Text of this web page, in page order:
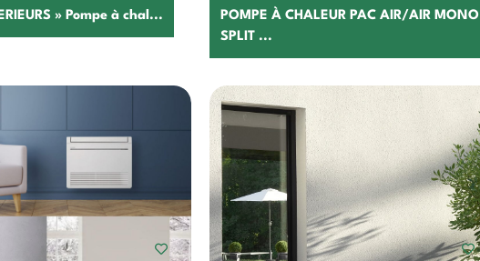
» Pompe à chal...
POMPE À CHALEUR PAC AIR/AIR MONO
SPLIT ...
Choisir Choisir